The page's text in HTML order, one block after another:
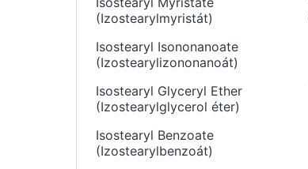
(Izostearylmyristát)
Isostearyl Isononanoate
(Izostearylizononanoát)
Isostearyl Glyceryl Ether
(Izostearylglycerol éter)
Isostearyl Benzoate
(Izostearylbenzoát)